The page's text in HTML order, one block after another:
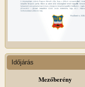
Időjárás
Mezőberény